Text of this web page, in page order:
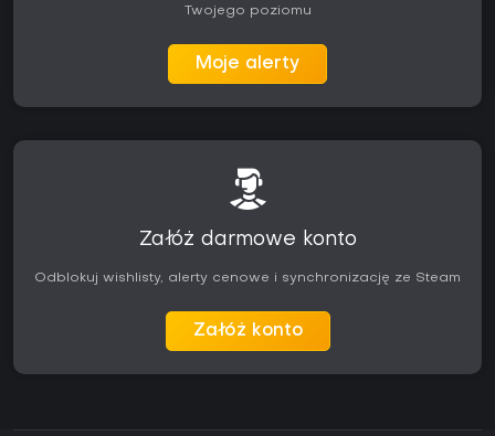
Twojego poziomu
Moje alerty
Załóż darmowe konto
Odblokuj wishlisty, alerty cenowe i synchronizację ze Steam
Załóż konto